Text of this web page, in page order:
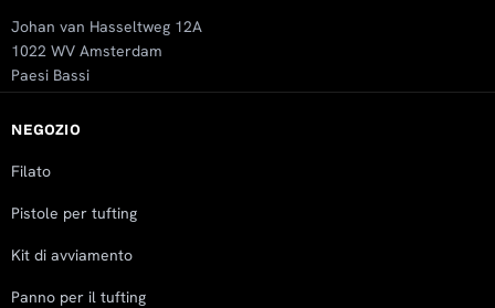
NEGOZIO
Filato
Pistole per tufting
Kit di avviamento
Panno per il tufting
Johan van Hasseltweg 12A
1022 WV Amsterdam
Paesi Bassi